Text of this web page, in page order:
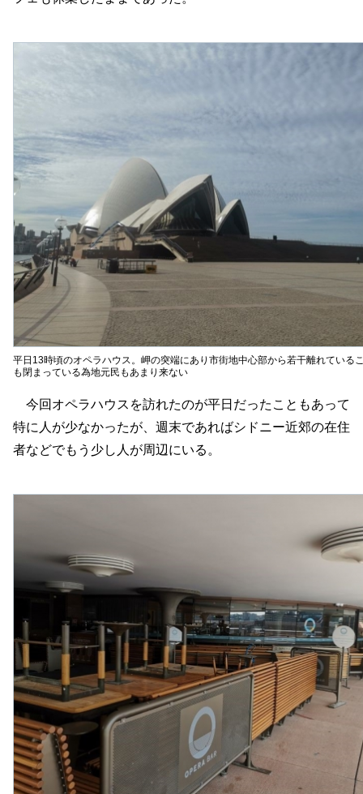
平日13時頃のオペラハウス。岬の突端にあり市街地中心部から若干離れている
も閉まっている為地元民もあまり来ない
今回オペラハウスを訪れたのが平日だったこともあって
特に人が少なかったが、週末であればシドニー近郊の在住
者などでもう少し人が周辺にいる。